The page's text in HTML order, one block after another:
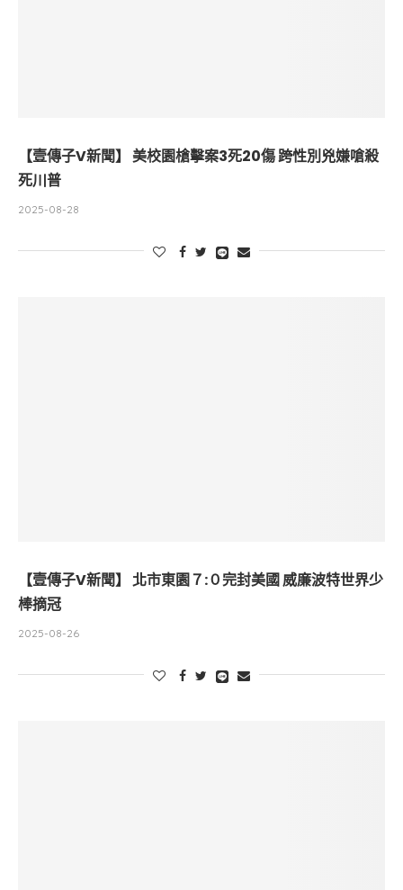
【壹傳子V新聞】 美校園槍擊案3死20傷 跨性別兇嫌嗆殺
死川普
2025-08-28
【壹傳子V新聞】 北市東園７:０完封美國 威廉波特世界少
棒摘冠
2025-08-26